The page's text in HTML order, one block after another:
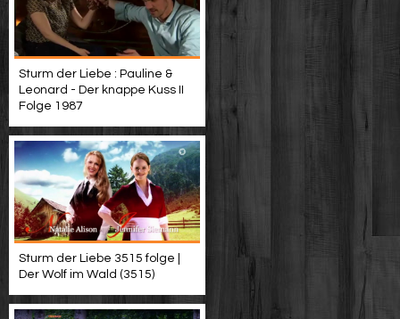
Sturm der Liebe : Pauline &
Leonard - Der knappe Kuss II
Folge 1987
Sturm der Liebe 3515 folge |
Der Wolf im Wald (3515)